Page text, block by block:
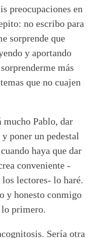
preocupaciones en
no escribo para
sorprende que
y aportando
más
que no cuajen
Pablo, dar
poner un pedestal
haya que dar
conveniente -
lectores- lo haré.
y honesto conmigo
primero.
Sería otra